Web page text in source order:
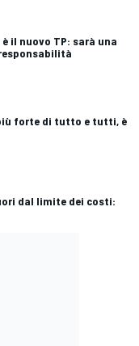
il nuovo TP: sarà una
forte di tutto e tutti, è
dal limite dei costi: